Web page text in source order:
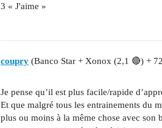
3 « J'aime »
coupry (Banco Star + Xonox (2,1 🔴) +
Je pense qu’il est plus facile/rapide
Et que malgré tous les entrainements du
plus ou moins à la même chose avec